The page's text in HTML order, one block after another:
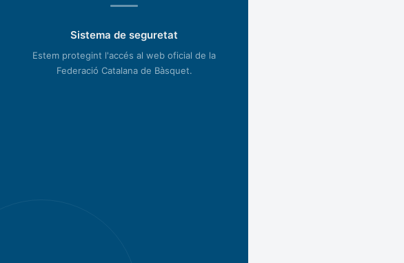
Sistema de seguretat
Estem protegint l'accés al web oficial de la
Federació Catalana de Bàsquet.